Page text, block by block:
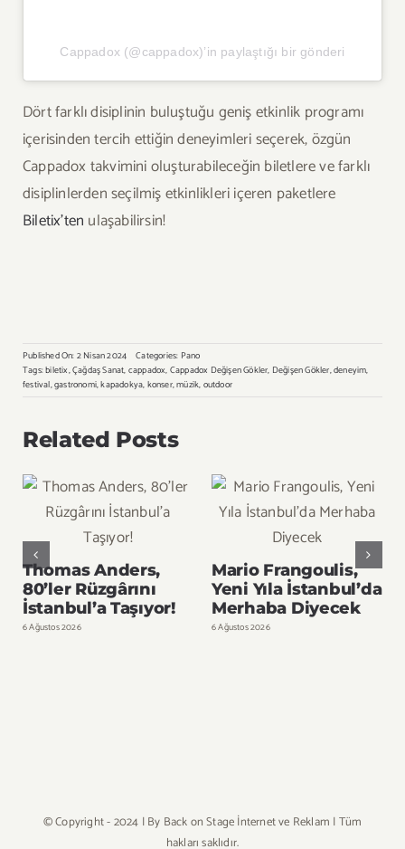
Cappadox (@cappadox)’in paylaştığı bir gönderi
Dört farklı disiplinin buluştuğu geniş etkinlik programı
içerisinden tercih ettiğin deneyimleri seçerek, özgün
Cappadox takvimini oluşturabileceğin biletlere ve farklı
disiplinlerden seçilmiş etkinlikleri içeren paketlere
Biletix’ten ulaşabilirsin!
Published On: 2 Nisan 2024 Categories: Pano
Tags:biletix,Çağdaş Sanat,cappadox,Cappadox Değişen Gökler, Değişen Gökler,deneyim,
festival,gastronomi,kapadokya,konser,müzik,outdoor
Related Posts
Thomas Anders,
80’ler Rüzgârını
İstanbul’a Taşıyor!
6 Ağustos 2026
Mario Frangoulis,
Yeni Yıla İstanbul’da
Merhaba Diyecek
6 Ağustos 2026
© Copyright - 2024 | By Back on Stage İnternet ve Reklam | Tüm
hakları saklıdır.